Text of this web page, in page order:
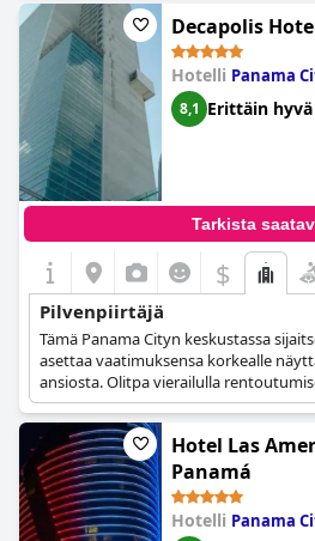
Decapolis
Hotelli Panama
8,1 Erittäin hyvä
Tarkista
$
Pilvenpiirtäjä
Tämä Panama Cityn keskustassa
asettaa vaatimuksensa korkealle
ansiosta. Olitpa vierailulla
missaa tilaisuutta nauttia Panama
hotellissa ollessasi.
Hotel Las
Panamá
Hotelli Panama